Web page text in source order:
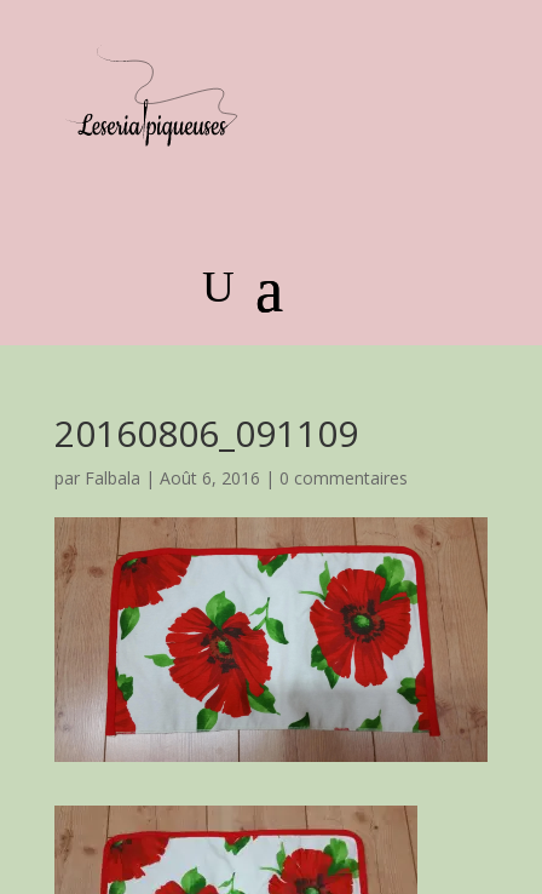
20160806_091109
par Falbala | Août 6, 2016 | 0 commentaires